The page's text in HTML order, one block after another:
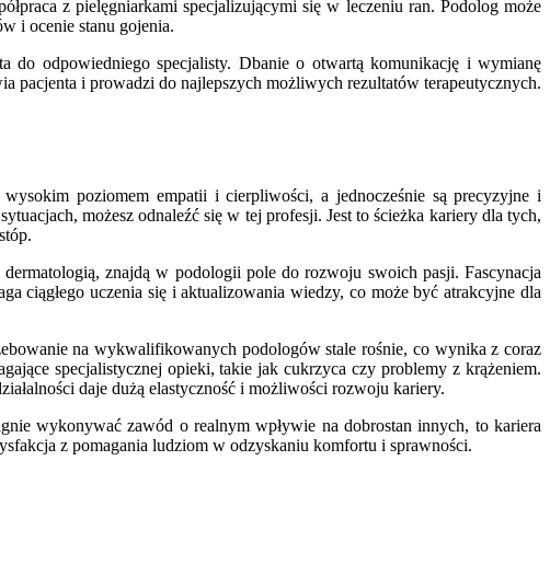
z pielęgniarkami specjalizującymi się w leczeniu ran. Podolog może
i ocenie stanu gojenia.
do odpowiedniego specjalisty. Dbanie o otwartą komunikację i wymianę
pacjenta i prowadzi do najlepszych możliwych rezultatów terapeutycznych.
poziomem empatii i cierpliwości, a jednocześnie są precyzyjne i
możesz odnaleźć się w tej profesji. Jest to ścieżka kariery dla tych,
znajdą w podologii pole do rozwoju swoich pasji. Fascynacja
ciągłego uczenia się i aktualizowania wiedzy, co może być atrakcyjne dla
na wykwalifikowanych podologów stale rośnie, co wynika z coraz
specjalistycznej opieki, takie jak cukrzyca czy problemy z krążeniem.
daje dużą elastyczność i możliwości rozwoju kariery.
wykonywać zawód o realnym wpływie na dobrostan innych, to kariera
z pomagania ludziom w odzyskaniu komfortu i sprawności.